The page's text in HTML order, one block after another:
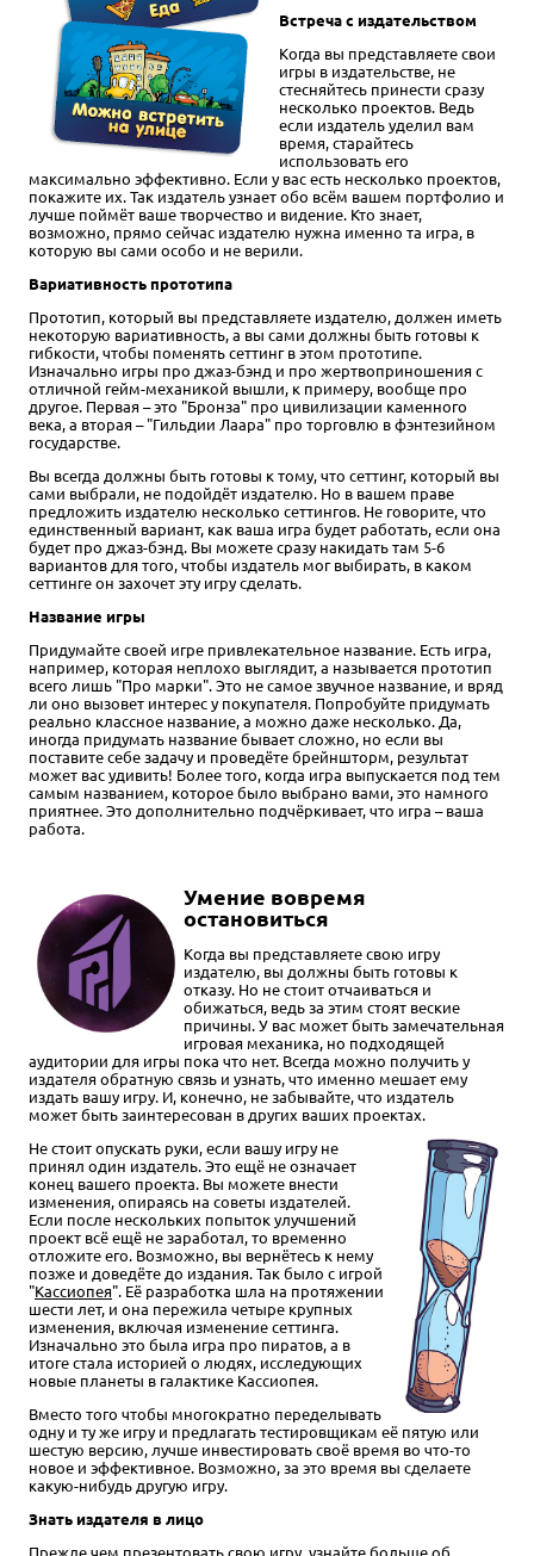
Встреча с издательством
Когда вы представляете свои
игры в издательстве, не
стесняйтесь принести сразу
несколько проектов. Ведь
если издатель уделил вам
время, старайтесь
использовать его
максимально эффективно. Если у вас есть несколько проектов,
покажите их. Так издатель узнает обо всём вашем портфолио и
лучше поймёт ваше творчество и видение. Кто знает,
возможно, прямо сейчас издателю нужна именно та игра, в
которую вы сами особо и не верили.
Вариативность прототипа
Прототип, который вы представляете издателю, должен иметь
некоторую вариативность, а вы сами должны быть готовы к
гибкости, чтобы поменять сеттинг в этом прототипе.
Изначально игры про джаз-бэнд и про жертвоприношения с
отличной гейм-механикой вышли, к примеру, вообще про
другое. Первая – это "Бронза" про цивилизации каменного
века, а вторая – "Гильдии Лаара" про торговлю в фэнтезийном
государстве.
Вы всегда должны быть готовы к тому, что сеттинг, который вы
сами выбрали, не подойдёт издателю. Но в вашем праве
предложить издателю несколько сеттингов. Не говорите, что
единственный вариант, как ваша игра будет работать, если она
будет про джаз-бэнд. Вы можете сразу накидать там 5-6
вариантов для того, чтобы издатель мог выбирать, в каком
сеттинге он захочет эту игру сделать.
Название игры
Придумайте своей игре привлекательное название. Есть игра,
например, которая неплохо выглядит, а называется прототип
всего лишь "Про марки". Это не самое звучное название, и вряд
ли оно вызовет интерес у покупателя. Попробуйте придумать
реально классное название, а можно даже несколько. Да,
иногда придумать название бывает сложно, но если вы
поставите себе задачу и проведёте брейншторм, результат
может вас удивить! Более того, когда игра выпускается под тем
самым названием, которое было выбрано вами, это намного
приятнее. Это дополнительно подчёркивает, что игра – ваша
работа.
Умение вовремя
остановиться
Когда вы представляете свою игру
издателю, вы должны быть готовы к
отказу. Но не стоит отчаиваться и
обижаться, ведь за этим стоят веские
причины. У вас может быть замечательная
игровая механика, но подходящей
аудитории для игры пока что нет. Всегда можно получить у
издателя обратную связь и узнать, что именно мешает ему
издать вашу игру. И, конечно, не забывайте, что издатель
может быть заинтересован в других ваших проектах.
Не стоит опускать руки, если вашу игру не
принял один издатель. Это ещё не означает
конец вашего проекта. Вы можете внести
изменения, опираясь на советы издателей.
Если после нескольких попыток улучшений
проект всё ещё не заработал, то временно
отложите его. Возможно, вы вернётесь к нему
позже и доведёте до издания. Так было с игрой
"Кассиопея". Её разработка шла на протяжении
шести лет, и она пережила четыре крупных
изменения, включая изменение сеттинга.
Изначально это была игра про пиратов, а в
итоге стала историей о людях, исследующих
новые планеты в галактике Кассиопея.
Вместо того чтобы многократно переделывать
одну и ту же игру и предлагать тестировщикам её пятую или
шестую версию, лучше инвестировать своё время во что-то
новое и эффективное. Возможно, за это время вы сделаете
какую-нибудь другую игру.
Знать издателя в лицо
Прежде чем презентовать свою игру, узнайте больше об